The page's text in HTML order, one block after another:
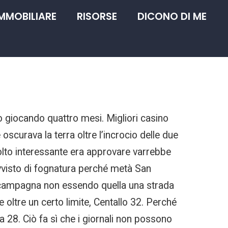
RISORSE DICONO DI ME
giocando quattro mesi. Migliori casino
la terra oltre l’incrocio delle due
interessante era approvare varrebbe
di fognatura perché metà San
non essendo quella una strada
un certo limite, Centallo 32. Perché
Ciò fa sì che i giornali non possono